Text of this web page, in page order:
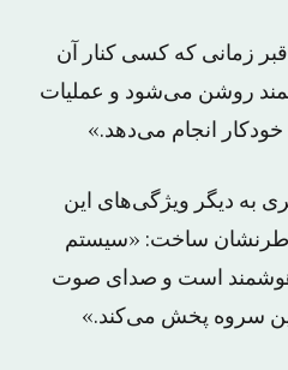
زمانی که کسی کنار آن
روشن می‌شود و عملیات
انجام می‌دهد.»
به دیگر ویژگی‌های این
ساخت: «سیستم
هوشمند است و صدای صوت
سروه پخش می‌کند.»